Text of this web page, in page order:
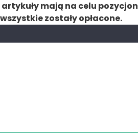
mają na celu
zostały opłacone.